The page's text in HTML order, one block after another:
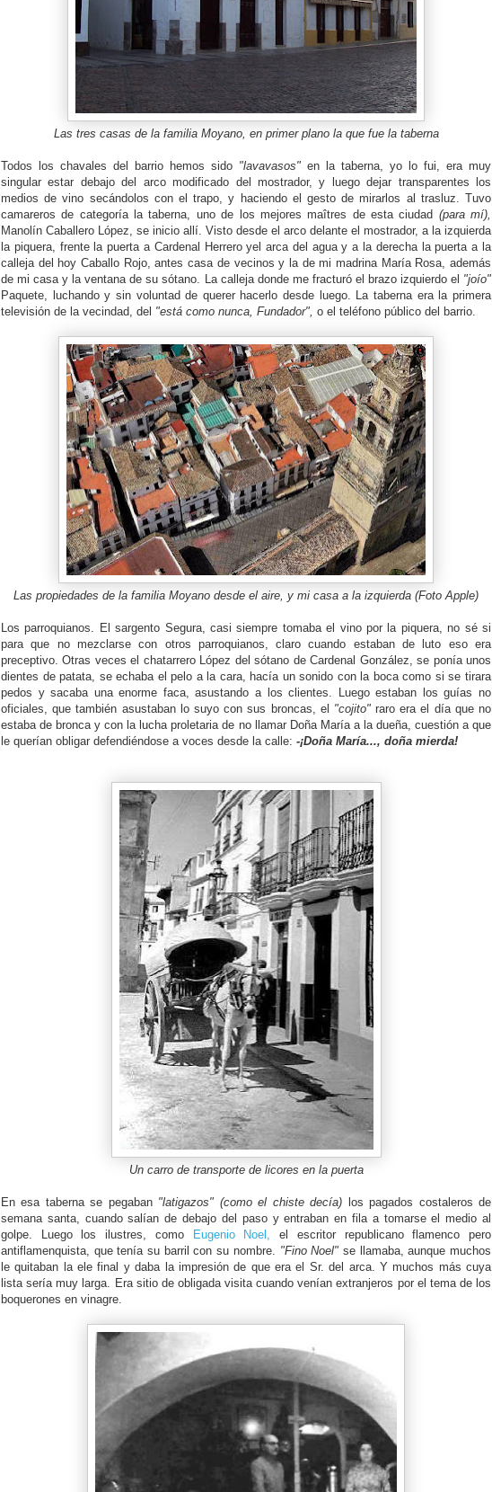
Las tres casas de la familia Moyano, en primer plano la que fue la taberna
Todos los chavales del barrio hemos sido "lavavasos" en la taberna, yo lo fui, era muy
singular estar debajo del arco modificado del mostrador, y luego dejar transparentes los
medios de vino secándolos con el trapo, y haciendo el gesto de mirarlos al trasluz. Tuvo
camareros de categoría la taberna, uno de los mejores maîtres de esta ciudad (para mí),
Manolín Caballero López, se inicio allí. Visto desde el arco delante el mostrador, a la izquierda
la piquera, frente la puerta a Cardenal Herrero yel arca del agua y a la derecha la puerta a la
calleja del hoy Caballo Rojo, antes casa de vecinos y la de mi madrina María Rosa, además
de mi casa y la ventana de su sótano. La calleja donde me fracturó el brazo izquierdo el "joío"
Paquete, luchando y sin voluntad de querer hacerlo desde luego. La taberna era la primera
televisión de la vecindad, del "está como nunca, Fundador", o el teléfono público del barrio.
Las propiedades de la familia Moyano desde el aire, y mi casa a la izquierda (Foto Apple)
Los parroquianos. El sargento Segura, casi siempre tomaba el vino por la piquera, no sé si
para que no mezclarse con otros parroquianos, claro cuando estaban de luto eso era
preceptivo. Otras veces el chatarrero López del sótano de Cardenal González, se ponía unos
dientes de patata, se echaba el pelo a la cara, hacía un sonido con la boca como si se tirara
pedos y sacaba una enorme faca, asustando a los clientes. Luego estaban los guías no
oficiales, que también asustaban lo suyo con sus broncas, el "cojito"raro era el día que no
estaba de bronca y con la lucha proletaria de no llamar Doña María a la dueña, cuestión a que
le querían obligar defendiéndose a voces desde la calle: -¡Doña María..., doña mierda!
Un carro de transporte de licores en la puerta
En esa taberna se pegaban "latigazos" (como el chiste decía) los pagados costaleros de
semana santa, cuando salían de debajo del paso y entraban en fila a tomarse el medio al
golpe. Luego los ilustres, como
Eugenio Noel, el escritor republicano flamenco pero
antiflamenquista, que tenía su barril con su nombre. "Fino Noel" se llamaba, aunque muchos
le quitaban la ele final y daba la impresión de que era el Sr. del arca. Y muchos más cuya
lista sería muy larga. Era sitio de obligada visita cuando venían extranjeros por el tema de los
boquerones en vinagre.